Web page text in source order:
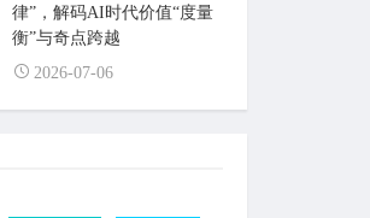
律”，解码AI时代价值“度量
衡”与奇点跨越
2026-07-06